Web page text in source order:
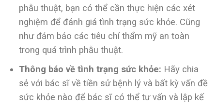
phẫu thuật, bạn có thể cần thực hiện các xét
nghiệm để đánh giá tình trạng sức khỏe. Cũng
như đảm bảo các tiêu chí thẩm mỹ an toàn
trong quá trình phẫu thuật.
Thông báo về tình trạng sức khỏe: Hãy chia
sẻ với bác sĩ về tiền sử bệnh lý và bất kỳ vấn đề
sức khỏe nào để bác sĩ có thể tư vấn và lập kế